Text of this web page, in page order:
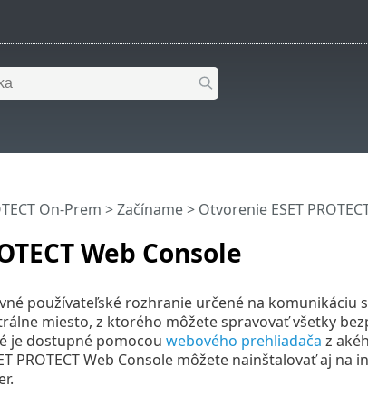
Web Console
On-Prem >Začíname> Otvorenie ESET
používateľské rozhranie určené na komunikáciu s
miesto, z ktorého môžete spravovať všetky
je dostupné pomocou webového prehliadača z
PROTECT Web Console môžete nainštalovať aj na